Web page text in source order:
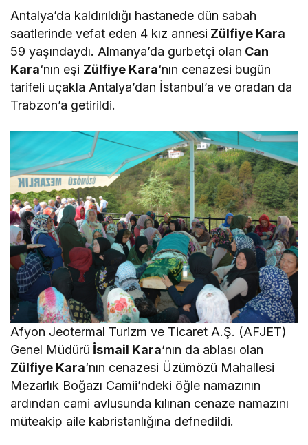
Antalya’da kaldırıldığı hastanede dün sabah
saatlerinde vefat eden 4 kız annesi Zülfiye Kara
59 yaşındaydı. Almanya’da gurbetçi olan Can
Kara‘nın eşi Zülfiye Kara‘nın cenazesi bugün
tarifeli uçakla Antalya’dan İstanbul’a ve oradan da
Trabzon’a getirildi.
Afyon Jeotermal Turizm ve Ticaret A.Ş. (AFJET)
Genel Müdürü İsmail Kara‘nın da ablası olan
Zülfiye Kara‘nın cenazesi Üzümözü Mahallesi
Mezarlık Boğazı Camii’ndeki öğle namazının
ardından cami avlusunda kılınan cenaze namazını
müteakip aile kabristanlığına defnedildi.